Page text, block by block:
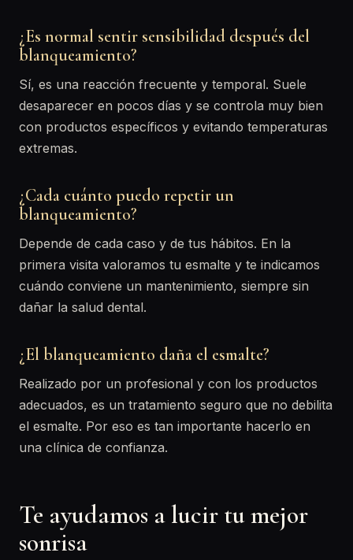
¿Es normal sentir sensibilidad después del
blanqueamiento?
Sí, es una reacción frecuente y temporal. Suele
desaparecer en pocos días y se controla muy bien
con productos específicos y evitando temperaturas
extremas.
¿Cada cuánto puedo repetir un
blanqueamiento?
Depende de cada caso y de tus hábitos. En la
primera visita valoramos tu esmalte y te indicamos
cuándo conviene un mantenimiento, siempre sin
dañar la salud dental.
¿El blanqueamiento daña el esmalte?
Realizado por un profesional y con los productos
adecuados, es un tratamiento seguro que no debilita
el esmalte. Por eso es tan importante hacerlo en
una clínica de confianza.
Te ayudamos a lucir tu mejor
sonrisa